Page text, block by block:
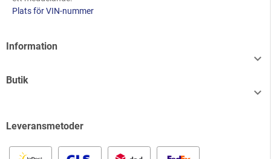
Plats för VIN-nummer
Information

Butik

Leveransmetoder